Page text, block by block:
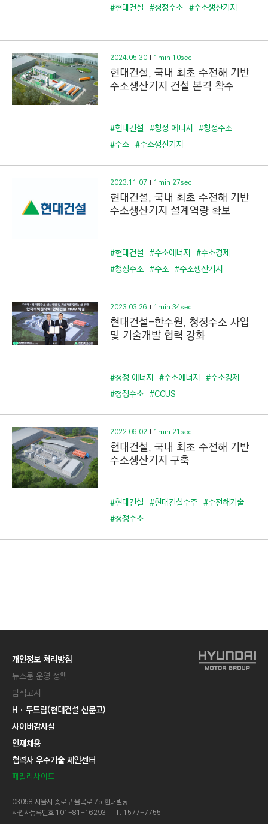
I
O
N
)
#현대건설 #청정수소 #수소생산기지
2024.05.30 1min 10sec
현대건설, 국내 최초 수전해 기반
수소생산기지 건설 본격 착수
#현대건설 #청정 에너지 #청정수소
#수소 #수소생산기지
2023.11.07 1min 27sec
현대건설, 국내 최초 수전해 기반
수소생산기지 설계역량 확보
#현대건설 #수소에너지 #수소경제
#청정수소 #수소 #수소생산기지
2023.03.26 1min 34sec
현대건설-한수원, 청정수소 사업
및 기술개발 협력 강화
#청정 에너지 #수소에너지 #수소경제
#청정수소 #CCUS
2022.06.02 1min 21sec
현대건설, 국내 최초 수전해 기반
수소생산기지 구축
#현대건설 #현대건설수주 #수전해기술
#청정수소
개인정보 처리방침
뉴스룸 운영 정책
법적고지
Hㆍ두드림(현대건설 신문고)
사이버감사실
인재채용
협력사 우수기술 제안센터
패밀리사이트
03058 서울시 종로구 율곡로 75 현대빌딩 ㅣ
사업자등록번호 101-81-16293 ㅣ T. 1577-7755